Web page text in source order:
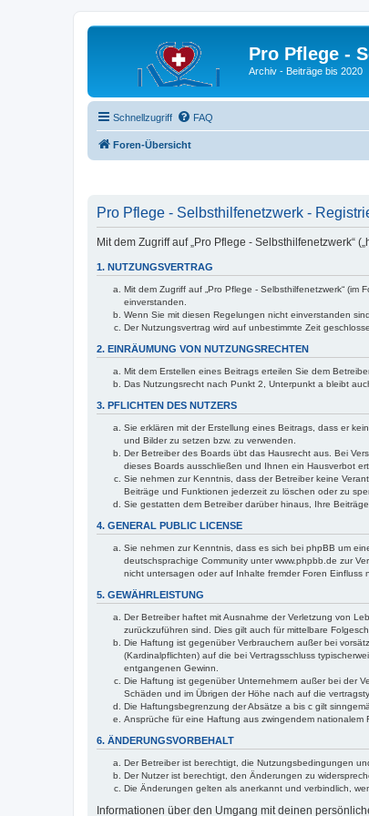
Pro Pflege -
Archiv - Beiträge bis 2020
Schnellzugriff FAQ
Foren-Übersicht
Pro Pflege - Selbsthilfenetzwerk -
Mit dem Zugriff auf „Pro Pflege - Selbsthilfenetzwerk“
1. NUTZUNGSVERTRAG
Mit dem Zugriff auf „Pro Pflege - Selbsthilfenetzwerk“
einverstanden.
Wenn Sie mit diesen Regelungen nicht einverstanden
Der Nutzungsvertrag wird auf unbestimmte Zeit
2. EINRÄUMUNG VON NUTZUNGSRECHTEN
Mit dem Erstellen eines Beitrags erteilen Sie dem
Das Nutzungsrecht nach Punkt 2, Unterpunkt a bleibt
3. PFLICHTEN DES NUTZERS
Sie erklären mit der Erstellung eines Beitrags, dass er
und Bilder zu setzen bzw. zu verwenden.
Der Betreiber des Boards übt das Hausrecht aus. Bei
dieses Boards ausschließen und Ihnen ein Hausverbot
Sie nehmen zur Kenntnis, dass der Betreiber keine
Beiträge und Funktionen jederzeit zu löschen oder zu
Sie gestatten dem Betreiber darüber hinaus, Ihre
4. GENERAL PUBLIC LICENSE
Sie nehmen zur Kenntnis, dass es sich bei phpBB um eine
deutschsprachige Community unter www.phpbb.de zur
nicht untersagen oder auf Inhalte fremder Foren Einfluss
5. GEWÄHRLEISTUNG
Der Betreiber haftet mit Ausnahme der Verletzung von
zurückzuführen sind. Dies gilt auch für mittelbare
Die Haftung ist gegenüber Verbrauchern außer bei
(Kardinalpflichten) auf die bei Vertragsschluss
entgangenen Gewinn.
Die Haftung ist gegenüber Unternehmern außer bei der
Schäden und im Übrigen der Höhe nach auf die
Die Haftungsbegrenzung der Absätze a bis c gilt
Ansprüche für eine Haftung aus zwingendem nationalem
6. ÄNDERUNGSVORBEHALT
Der Betreiber ist berechtigt, die Nutzungsbedingungen
Der Nutzer ist berechtigt, den Änderungen zu
Die Änderungen gelten als anerkannt und verbindlich,
Informationen über den Umgang mit deinen